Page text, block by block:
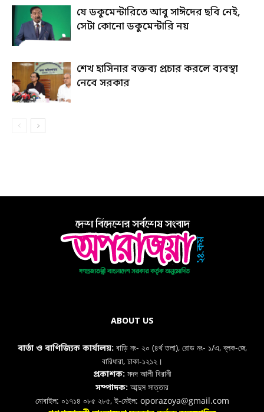
যে ডকুমেন্টারিতে আবু সাঈদের ছবি নেই,
সেটা কোনো ডকুমেন্টারি নয়
শেখ হাসিনার বক্তব্য প্রচার করলে ব্যবস্থা
নেবে সরকার
ABOUT US
বার্তা ও বাণিজ্যিক কার্যালয়: বাড়ি নং- ২০ (৪র্থ তলা), রোড নং- ১/এ, ব্লক-জে,
বারিধারা, ঢাকা-১২১২।
প্রকাশক:মদদ আলী বিরানী
সম্পাদক: আব্দুস সাত্তার
মোবাইল: ০১৭১৪ ০৮৫ ২৮৫, ই-মেইল: oporazoya@gmail.com